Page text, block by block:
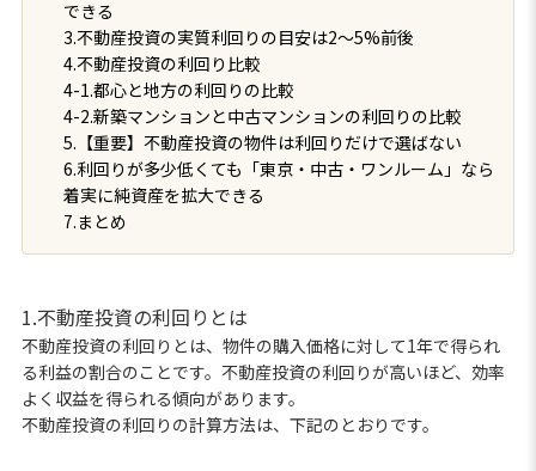
できる
3.不動産投資の実質利回りの目安は2〜5%前後
4.不動産投資の利回り比較
4-1.都心と地方の利回りの比較
4-2.新築マンションと中古マンションの利回りの比較
5.【重要】不動産投資の物件は利回りだけで選ばない
6.利回りが多少低くても「東京・中古・ワンルーム」なら
着実に純資産を拡大できる
7.まとめ
1.不動産投資の利回りとは
不動産投資の利回りとは、物件の購入価格に対して1年で得られ
る利益の割合のことです。不動産投資の利回りが高いほど、効率
よく収益を得られる傾向があります。
不動産投資の利回りの計算方法は、下記のとおりです。